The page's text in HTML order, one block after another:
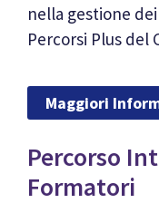
nella gestione
Percorsi Plus del
Maggiori
Percorso
Formatori